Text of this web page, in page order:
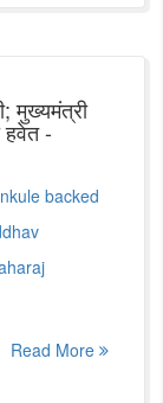
मुख्यमंत्री
हवेत -
backed
Read More